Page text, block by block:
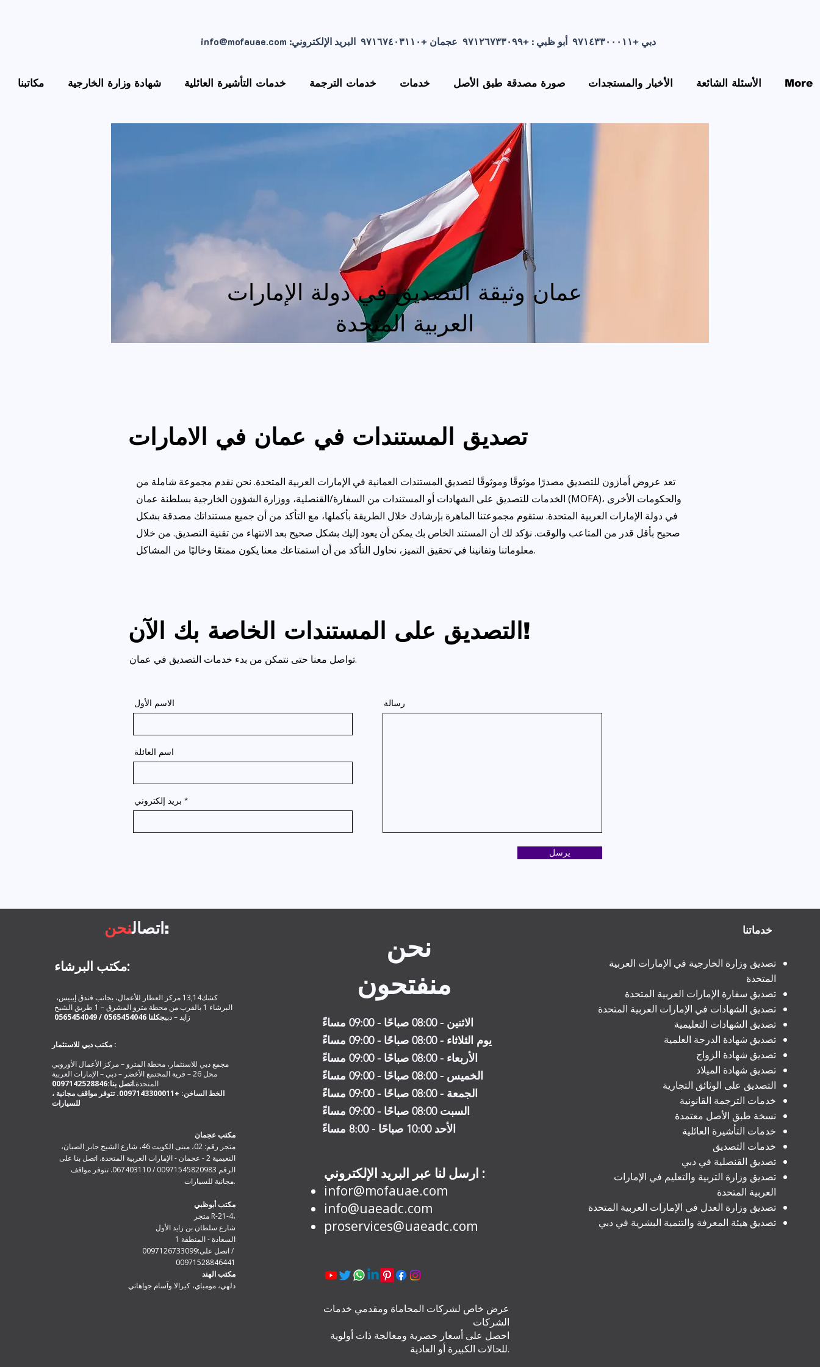
دبي +٩٧١٤٣٣٠٠٠١١ أبو ظبي : +٩٧١٢٦٧٣٣٠٩٩ عجمان +٩٧١٦٧٤٠٣١١٠ البريد الإلكتروني: info@mofauae.com
مكاتبنا شهادة وزارة الخارجية خدمات التأشيرة العائلية خدمات الترجمة خدمات صورة مصدقة طبق الأصل الأخبار والمستجدات الأسئلة الشائعة More
عمان وثيقة التصديق في دولة الإمارات
العربية المتحدة
تعد عروض أمازون للتصديق مصدرًا موثوقًا وموثوقًا لتصديق المستندات العمانية في الإمارات العربية المتحدة. نحن نقدم مجموعة شاملة من
الخدمات للتصديق على الشهادات أو المستندات من السفارة/القنصلية، ووزارة الشؤون الخارجية بسلطنة عمان (MOFA)، والحكومات الأخرى
في دولة الإمارات العربية المتحدة. ستقوم مجموعتنا الماهرة بإرشادك خلال الطريقة بأكملها، مع التأكد من أن جميع مستنداتك مصدقة بشكل
صحيح بأقل قدر من المتاعب والوقت. نؤكد لك أن المستند الخاص بك يمكن أن يعود إليك بشكل صحيح بعد الانتهاء من تقنية التصديق. من خلال
معلوماتنا وتفانينا في تحقيق التميز، نحاول التأكد من أن استمتاعك معنا يكون ممتعًا وخاليًا من المشاكل.
التصديق على المستندات الخاصة بك الآن!
تواصل معنا حتى نتمكن من بدء خدمات التصديق في عمان.
الاسم الأول
اسم العائلة
بريد إلكتروني
رسالة
يرسل
اتصالنحن :
مكتب البرشاء:
البرشاء 1 بالقرب من محطة مترو المشرق – 1 طريق الشيخ
زايد – دبيج
مكتب دبي للاستثمار :
مجمع دبي للاستثمار، محطة المترو – مركز الأعمال الأوروبي
محل 26 – قرية المجتمع الأخضر – دبي – الإمارات العربية
المتحدة.اتصل بنا:0097142528846
، الخط الساخن: +0097143300011. تتوفر مواقف مجانية
مكتب عجمان
متجر رقم: 02، مبنى الكويت 46، شارع الشيخ جابر الصبان،
النعيمية 2 - عجمان - الإمارات العربية المتحدة. اتصل بنا على
الرقم 00971545820983 / 067403110. تتوفر مواقف
مجانية للسيارات.
مكتب أبوظبي
متجر R-21-4،
شارع سلطان بن زايد الأول
السعادة - المنطقة 1
اتصل على:0097126733099 /
00971528846441
مكتب الهند
دلهي، مومباي، كيرالا وآسام جواهاتي
نحن
الاثنين - 08:00 صباحًا - 09:00 مساءً
يوم الثلاثاء - 08:00 صباحًا - 09:00 مساءً
الأربعاء - 08:00 صباحًا - 09:00 مساءً
الخميس - 08:00 صباحًا - 09:00 مساءً
الجمعة - 08:00 صباحًا - 09:00 مساءً
السبت 08:00 صباحًا - 09:00 مساءً
الأحد 10:00 صباحًا - 8:00 مساءً
ارسل لنا عبر البريد الإلكتروني :
infor@mofauae.com
info@uaeadc.com
proservices@uaeadc.com
عرض خاص لشركات المحاماة ومقدمي خدمات
الشركات
احصل على أسعار حصرية ومعالجة ذات أولوية
للحالات الكبيرة أو العادية.
خدماتنا
تصديق وزارة الخارجية في الإمارات العربية
المتحدة
تصديق سفارة الإمارات العربية المتحدة
تصديق الشهادات في الإمارات العربية المتحدة
تصديق الشهادات التعليمية
تصديق شهادة الدرجة العلمية
تصديق شهادة الزواج
تصديق شهادة الميلاد
التصديق على الوثائق التجارية
خدمات الترجمة القانونية
نسخة طبق الأصل معتمدة
خدمات التأشيرة العائلية
خدمات التصديق
تصديق القنصلية في دبي
تصديق وزارة التربية والتعليم في الإمارات
العربية المتحدة
تصديق وزارة العدل في الإمارات العربية المتحدة
تصديق هيئة المعرفة والتنمية البشرية في دبي